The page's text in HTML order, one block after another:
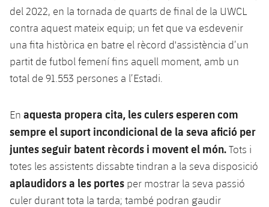
Fotos
VALORANT Game Changers
eFootball
del 2022, en la tornada de quarts de final de la UWCL
contra aquest mateix equip; un fet que va esdevenir
una fita històrica en batre el rècord d'assistència d’un
partit de futbol femení fins aquell moment, amb un
total de 91.553 persones a l’Estadi.
En aquesta propera cita, les culers esperen com
sempre el suport incondicional de la seva afició per
juntes seguir batent rècords i movent el món.Tots i
totes les assistents dissabte tindran a la seva disposició
aplaudidors a les portes per mostrar la seva passió
culer durant tota la tarda; també podran gaudir